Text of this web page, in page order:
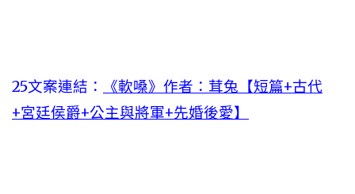
25文案連結：
《軟嗓》作者：茸兔【短篇+古代
+宮廷侯爵+公主與將軍+先婚後愛】